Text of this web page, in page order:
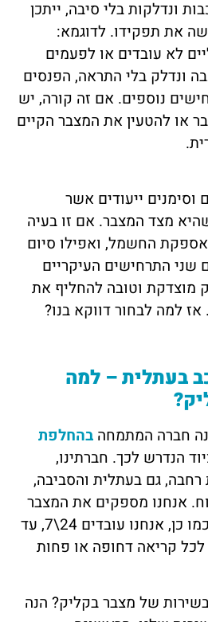
ונדלקות בלי סיבה, ייתכן
את תפקידו. לדוגמא:
לא עובדים או לפעמים
ונדלק בלי התראה, הפנסים
נוספים. אם זה קורה, יש
או להטעין את המצבר הקיים
וסימנים ייעודים אשר
מצד המצבר. אם זו בעיה
החשמל, ואפילו סיום
שני התרחישים העיקריים
מוצדקת וטובה להחליף את
למה לבחור דווקא בנו?
בעתלית – למה
חברה המתמחה בהחלפת
הנדרש לכך. חברתינו,
גם בעתלית והסביבה,
אנחנו מספקים את המצבר
ואת שירות ההחלפה. כמו כן, אנחנו עובדים 24\7, עד
לכל קריאה דחופה או פחות
של מצבר בקליק? הנה